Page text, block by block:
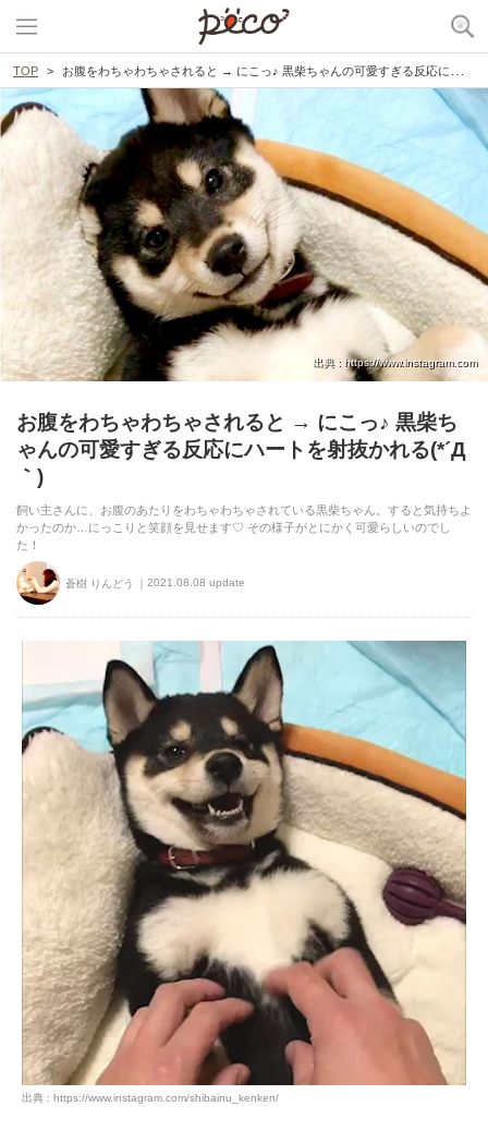
TOP お腹をわちゃわちゃされると → にこっ♪ 黒柴ちゃんの可愛すぎる反応にハートを射抜かれる(*´Д｀)
出典 : https://www.instagram.com
お腹をわちゃわちゃされると → にこっ♪ 黒柴ち
ゃんの可愛すぎる反応にハートを射抜かれる(*´Д
｀)
飼い主さんに、お腹のあたりをわちゃわちゃされている黒柴ちゃん。すると気持ちよ
かったのか…にっこりと笑顔を見せます♡ その様子がとにかく可愛らしいのでし
た！
蒼樹 りんどう 2021.08.08 update
出典 : https://www.instagram.com/shibainu_kenken/